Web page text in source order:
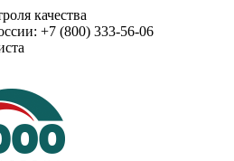
качества
+7 (800) 333-56-06